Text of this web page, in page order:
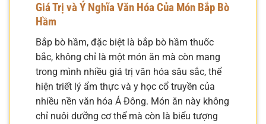
Giá Trị và Ý Nghĩa Văn Hóa Của Món Bắp Bò
Hầm
Bắp bò hầm, đặc biệt là bắp bò hầm thuốc
bắc, không chỉ là một món ăn mà còn mang
trong mình nhiều giá trị văn hóa sâu sắc, thể
hiện triết lý ẩm thực và y học cổ truyền của
nhiều nền văn hóa Á Đông. Món ăn này không
chỉ nuôi dưỡng cơ thể mà còn là biểu tượng